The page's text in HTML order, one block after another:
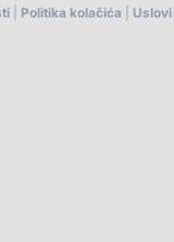
Politika kolačića